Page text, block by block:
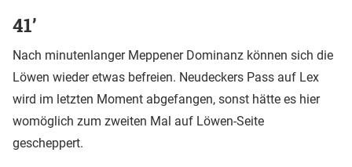
41’
Nach minutenlanger Meppener Dominanz können sich die
Löwen wieder etwas befreien. Neudeckers Pass auf Lex
wird im letzten Moment abgefangen, sonst hätte es hier
womöglich zum zweiten Mal auf Löwen-Seite
gescheppert.